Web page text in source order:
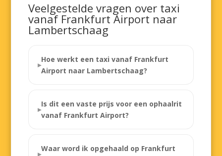
Veelgestelde vragen over taxi
vanaf Frankfurt Airport naar
Lambertschaag
Hoe werkt een taxi vanaf Frankfurt
Airport naar Lambertschaag?
Is dit een vaste prijs voor een ophaalrit
vanaf Frankfurt Airport?
Waar word ik opgehaald op Frankfurt